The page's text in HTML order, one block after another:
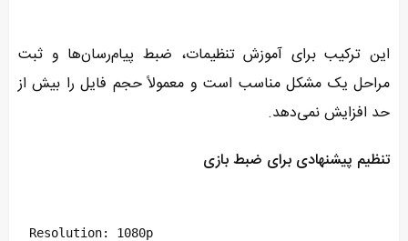
این ترکیب برای آموزش تنظیمات، ضبط پیام‌رسان‌ها و ثبت
مراحل یک مشکل مناسب است و معمولاً حجم فایل را بیش از
حد افزایش نمی‌دهد.
تنظیم پیشنهادی برای ضبط بازی
Resolution: 1080p